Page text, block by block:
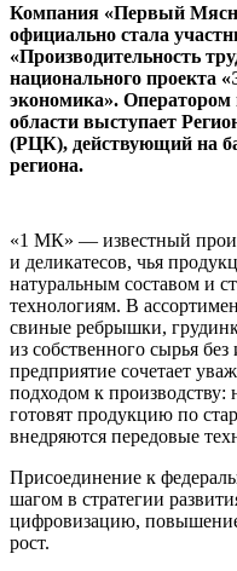
Компания «Первый
официально стала
«Производительность
национального проекта
экономика».
области выступает
(РЦК), действующий на
региона.
«1 МК» — известный
и деликатесов, чья
натуральным составом и
технологиям. В
свиные ребрышки,
из собственного сырья
предприятие сочетает
подходом к производству:
готовят продукцию по
внедряются передовые
Присоединение к
шагом в стратегии
цифровизацию,
рост.